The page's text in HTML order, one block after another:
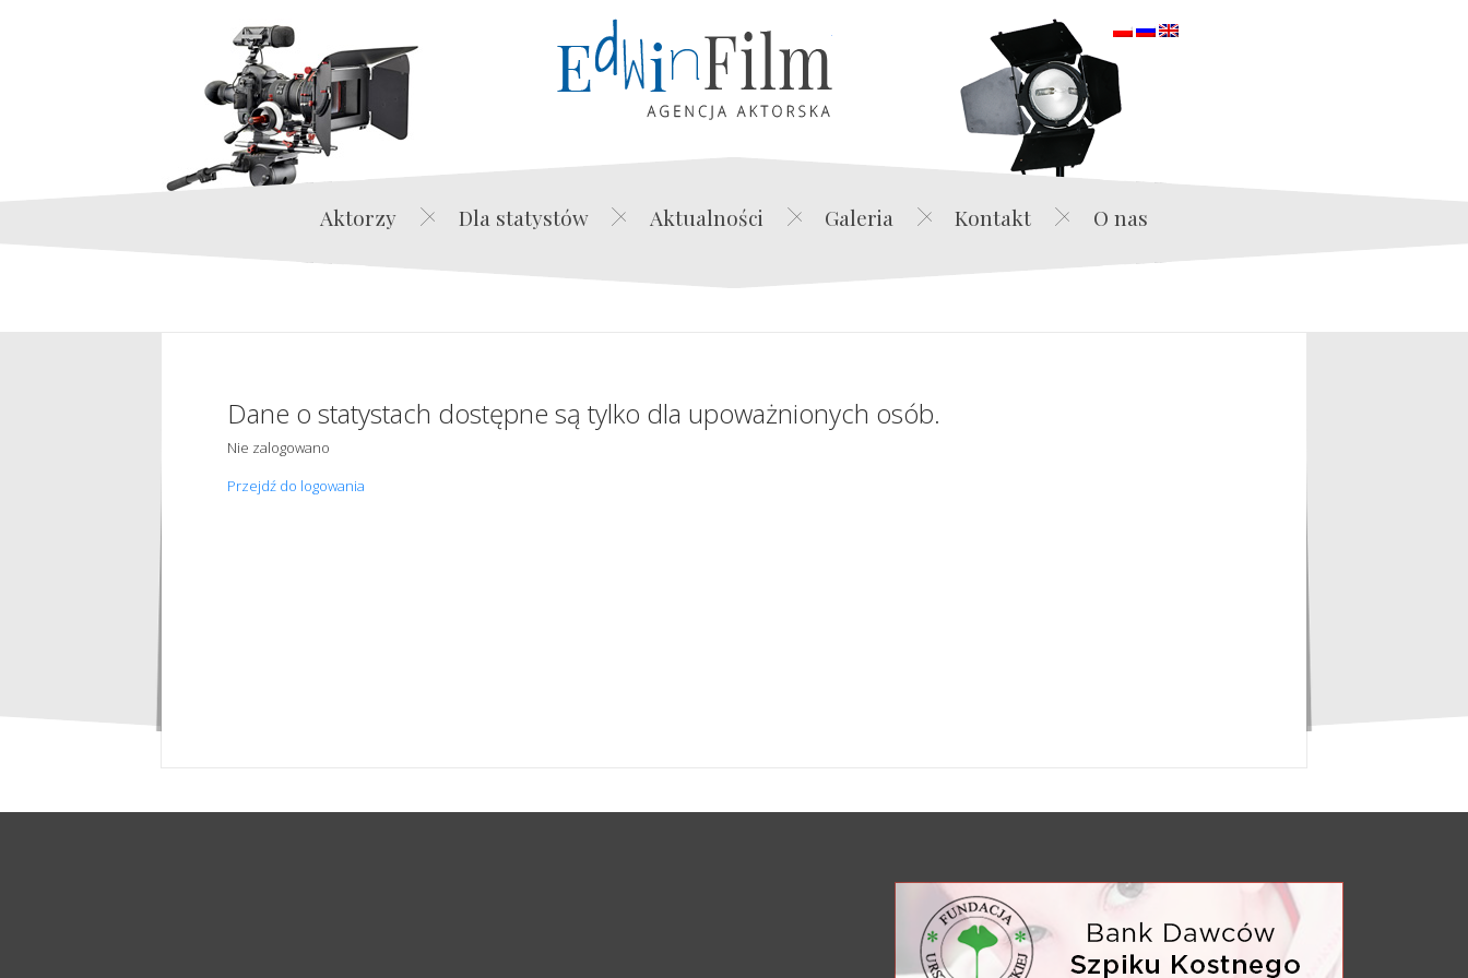
Edwin Film Agencja Aktorska
Aktorzy Dla statystów Aktualności Galeria Kontakt O nas
Dane o statystach dostępne są tylko dla upoważnionych osób.
Nie zalogowano
Przejdź do logowania